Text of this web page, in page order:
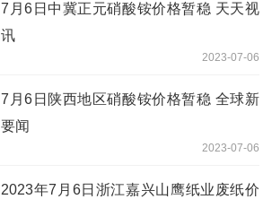
7月6日中冀正元硝酸铵价格暂稳 天天视
讯
2023-07-06
7月6日陕西地区硝酸铵价格暂稳 全球新
要闻
2023-07-06
2023年7月6日浙江嘉兴山鹰纸业废纸价